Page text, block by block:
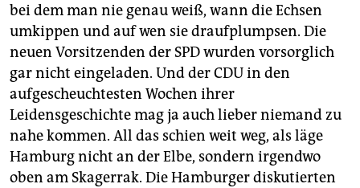
bei dem man nie genau weiß, wann die Echsen
umkippen und auf wen sie draufplumpsen. Die
neuen Vorsitzenden der SPD wurden vorsorglich
gar nicht eingeladen. Und der CDU in den
aufgescheuchtesten Wochen ihrer
Leidensgeschichte mag ja auch lieber niemand zu
nahe kommen. All das schien weit weg, als läge
Hamburg nicht an der Elbe, sondern irgendwo
oben am Skagerrak. Die Hamburger diskutierten